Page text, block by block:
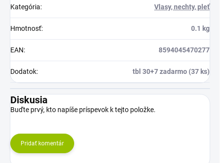
Kategória: Vlasy, nechty, pleť
Hmotnosť: 0.1 kg
EAN: 8594045470277
Dodatok: tbl 30+7 zadarmo (37 ks)
Diskusia
Buďte prvý, kto napíše príspevok k tejto položke.
Pridať komentár